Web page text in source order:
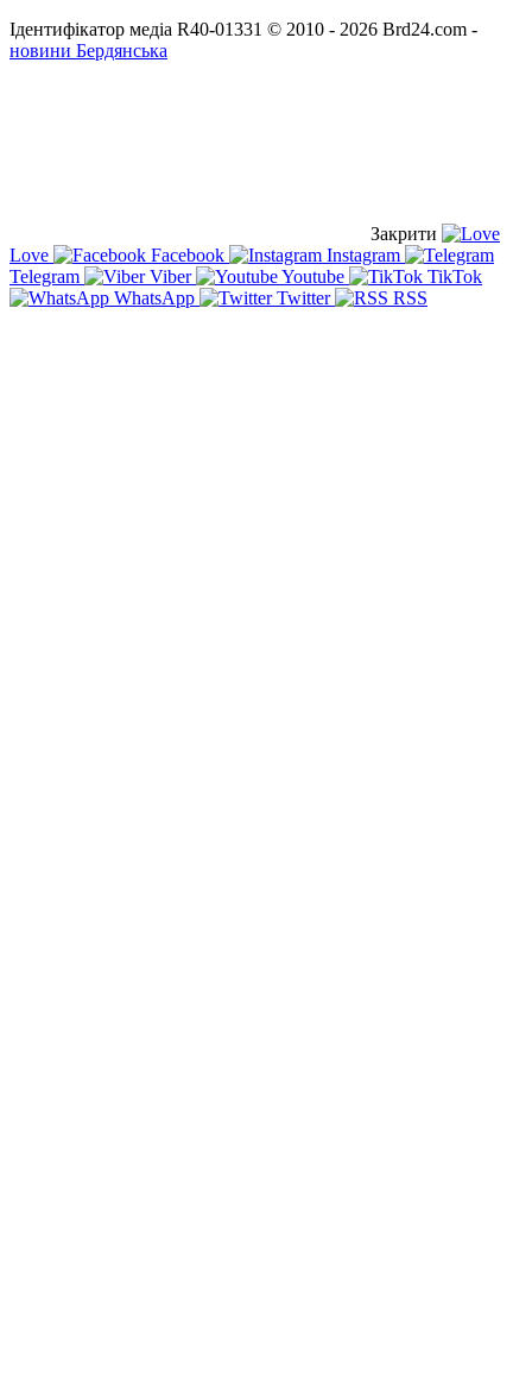
Ідентифікатор медіа R40-01331 © 2010 - 2026 Brd24.com -
новини Бердянська
Закрити
Love
Facebook
Instagram
Telegram
Viber Youtube
TikTok
WhatsApp
Twitter RSS